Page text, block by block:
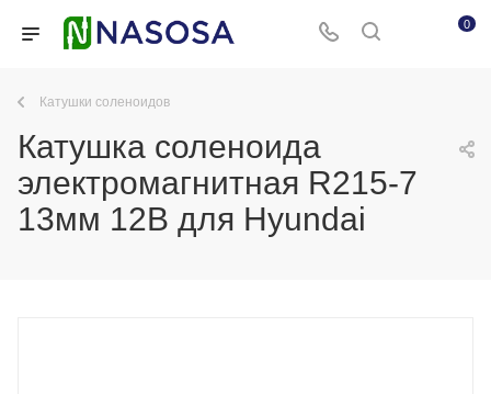
0
Катушки соленоидов
Катушка соленоида
электромагнитная R215-7
13мм 12В для Hyundai